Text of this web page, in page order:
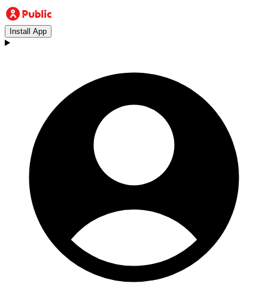
Install App